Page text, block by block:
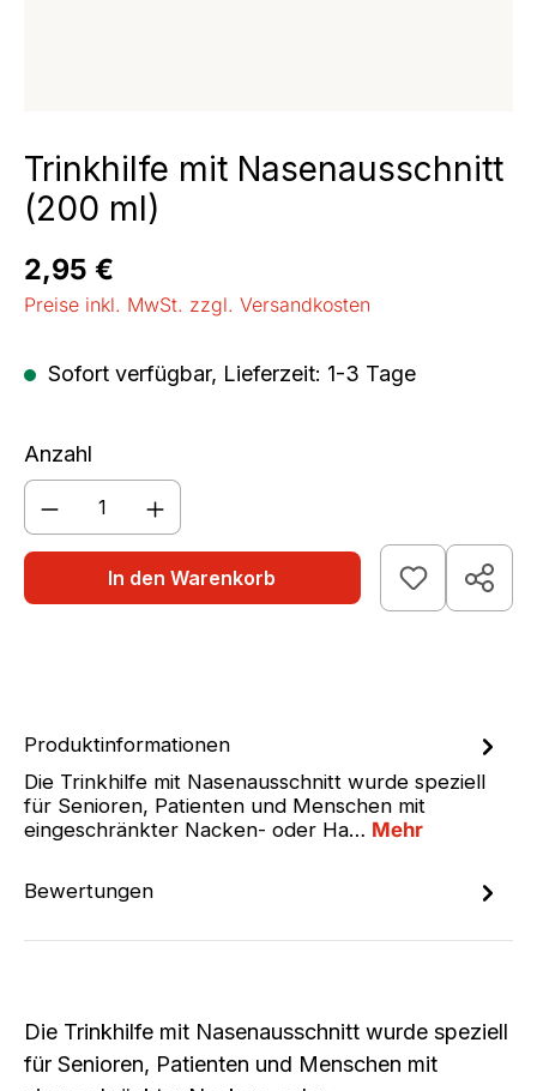
Trinkhilfe mit Nasenausschnitt
(200 ml)
Regulärer Preis:
2,95 €
Preise inkl. MwSt. zzgl. Versandkosten
Sofort verfügbar, Lieferzeit: 1-3 Tage
Anzahl
Produkt Anzahl: Gib den
In den Warenkorb
Produktinformationen
Die Trinkhilfe mit Nasenausschnitt wurde speziell
für Senioren, Patienten und Menschen mit
eingeschränkter Nacken- oder Ha… Mehr
Bewertungen
Die Trinkhilfe mit Nasenausschnitt wurde speziell
für Senioren, Patienten und Menschen mit